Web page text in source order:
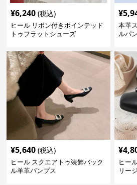
¥6,240 (税込)
ヒール リボン付きポインテッド
トゥフラットシューズ
¥
本革
ルパ
¥5,640 (税込)
ヒール スクエアトゥ装飾バック
ル羊革パンプス
¥
ヒー
リー